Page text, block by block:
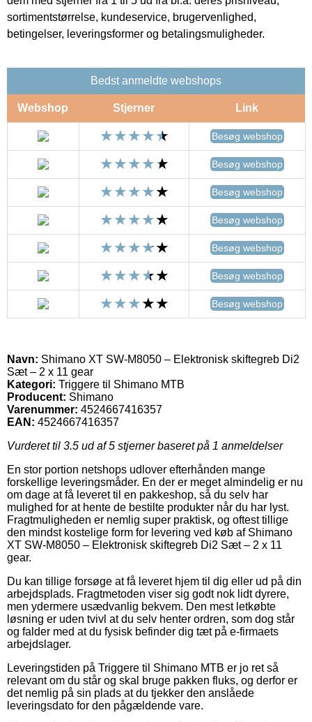
sortimentstørrelse, kundeservice, brugervenlighed,
betingelser, leveringsformer og betalingsmuligheder.
Bedst anmeldte webshops
Webshop Stjerner Link
Besøg webshop
Besøg webshop
Besøg webshop
Besøg webshop
Besøg webshop
Besøg webshop
Besøg webshop
Navn: Shimano XT SW-M8050 – Elektronisk skiftegreb Di2
Sæt – 2 x 11 gear
Kategori: Triggere til Shimano MTB
Producent: Shimano
Varenummer: 4524667416357
EAN: 4524667416357
Vurderet til 3.5 ud af 5 stjerner baseret på 1 anmeldelser
En stor portion netshops udlover efterhånden mange
forskellige leveringsmåder. En der er meget almindelig er nu
om dage at få leveret til en pakkeshop, så du selv har
mulighed for at hente de bestilte produkter når du har lyst.
Fragtmuligheden er nemlig super praktisk, og oftest tillige
den mindst kostelige form for levering ved køb af Shimano
XT SW-M8050 – Elektronisk skiftegreb Di2 Sæt – 2 x 11
gear.
Du kan tillige forsøge at få leveret hjem til dig eller ud på din
arbejdsplads. Fragtmetoden viser sig godt nok lidt dyrere,
men ydermere usædvanlig bekvem. Den mest letkøbte
løsning er uden tvivl at du selv henter ordren, som dog står
og falder med at du fysisk befinder dig tæt på e-firmaets
arbejdslager.
Leveringstiden på Triggere til Shimano MTB er jo ret så
relevant om du står og skal bruge pakken fluks, og derfor er
det nemlig på sin plads at du tjekker den anslåede
leveringsdato for den pågældende vare.